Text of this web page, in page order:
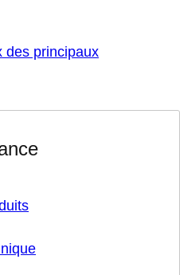
des principaux